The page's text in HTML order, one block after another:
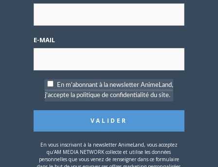
Une nouvelle série TV
Digimon en préparation
pour 2027
4 JUILLET 2026 0
E-MAIL
En m'abonnant à la newsletter AnimeLand,
j'accepte la politique de confidentialité du site.
En vous inscrivant à la newsletter AnimeLand, vous acceptez
qu'AM MEDIA NETWORK collecte et utilise les données
personnelles que vous venez de renseigner dans ce formulaire